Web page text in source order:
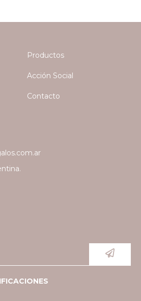
Productos
Acción Social
Contacto